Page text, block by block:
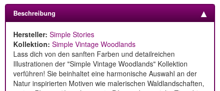
Beschreibung
Hersteller: Simple Stories
Kollektion: Simple Vintage Woodlands
Lass dich von den sanften Farben und detailreichen
Illustrationen der "Simple Vintage Woodlands" Kollektion
verführen! Sie beinhaltet eine harmonische Auswahl an der
Natur inspirierten Motiven wie malerischen Waldlandschaften,